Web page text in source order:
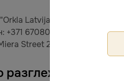
Latvija"
+371 67080302
Street 22, Рига, LV-1001,
разглеждани